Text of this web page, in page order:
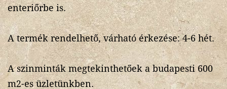
enteriőrbe is.
A termék rendelhető, várható érkezése: 4-6 hét.
A szinminták megtekinthetőek a budapesti 600
m2-es üzletünkben.